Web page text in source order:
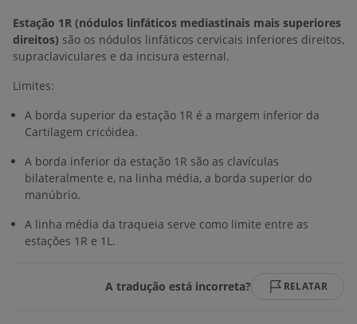
Estação 1R (nódulos linfáticos mediastinais mais superiores
direitos) são os nódulos linfáticos cervicais inferiores direitos,
supraclaviculares e da incisura esternal.
Limites:
A borda superior da estação 1R é a margem inferior da
Cartilagem cricóidea.
A borda inferior da estação 1R são as clavículas
bilateralmente e, na linha média, a borda superior do
manúbrio.
A linha média da traqueia serve como limite entre as
estações 1R e 1L.
A tradução está incorreta? RELATAR